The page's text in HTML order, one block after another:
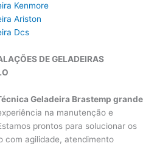
Kenmore
Ariston
Dcs
DE GELADEIRAS
Geladeira Brastemp grande
na manutenção e
prontos para solucionar os
com agilidade, atendimento